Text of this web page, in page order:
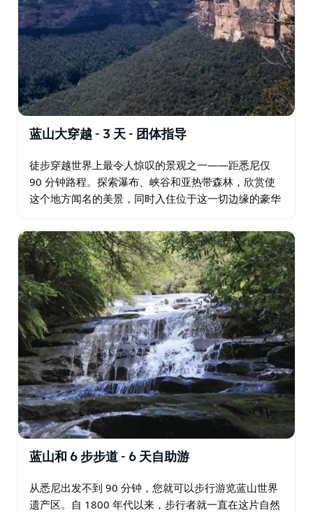
蓝山大穿越 - 3 天 - 团体指导
徒步穿越世界上最令人惊叹的景观之一——距悉尼仅
90 分钟路程。探索瀑布、峡谷和亚热带森林，欣赏使
这个地方闻名的美景，同时入住位于这一切边缘的豪华
Echoes 餐厅和酒吧提供单点餐点服务…
蓝山和 6 步步道 - 6 天自助游
从悉尼出发不到 90 分钟，您就可以步行游览蓝山世界
遗产区。自 1800 年代以来，步行者就一直在这片自然